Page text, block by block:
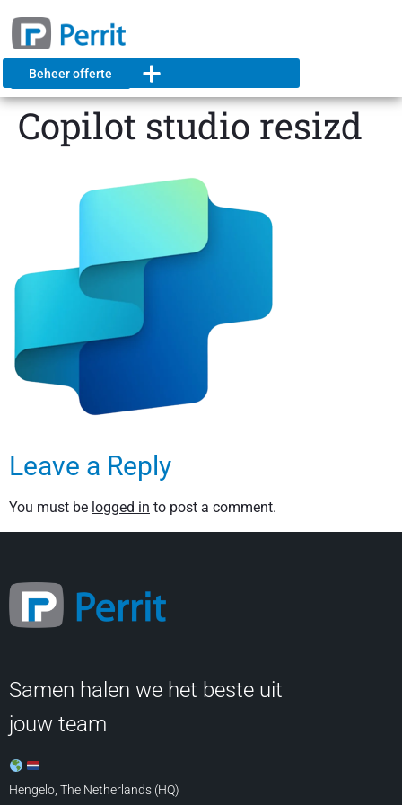
Beheer offerte
Copilot studio resizd
Leave a Reply
You must be logged in to post a comment.
Samen halen we het beste uit
jouw team
Hengelo, The Netherlands (HQ)